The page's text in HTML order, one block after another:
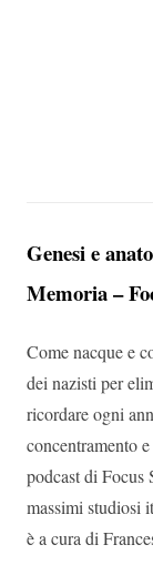
Genesi e
Memoria –
Come nacque e
dei nazisti per
ricordare ogni
concentramento
podcast di Focus
massimi studiosi
è a cura di